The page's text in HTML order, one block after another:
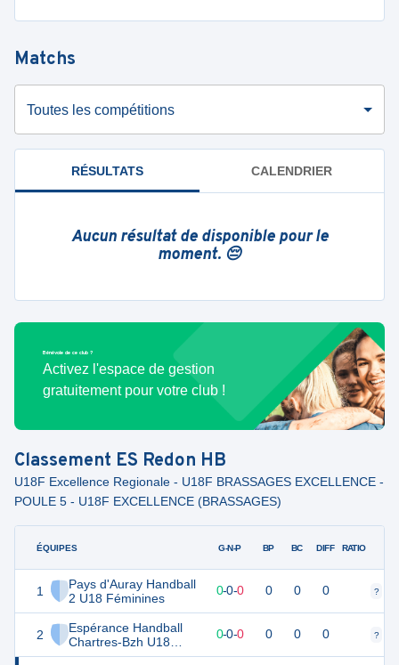
Matchs
Toutes les compétitions
RÉSULTATS CALENDRIER
Aucun résultat de disponible pour le
moment. 😔
Bénévole de ce club ?
Activez l'espace de gestion
gratuitement pour votre club !
Classement ES Redon HB
U18F Excellence Regionale - U18F BRASSAGES EXCELLENCE -
POULE 5 - U18F EXCELLENCE (BRASSAGES)
ÉQUIPES
1
Pays d'Auray Handball
2 U18 Féminines
2
Espérance Handball
Chartres-Bzh U18
Féminines
G-N-P BP BC DIFF RATIO
0 0 0-0-0 0 0 0 ?
0 0-0-0 0 0 0 ?